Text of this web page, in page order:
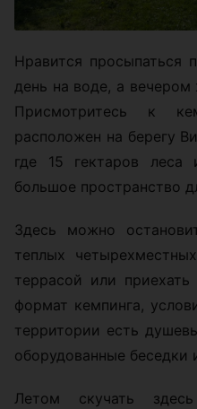
Нравится просыпаться
день на воде, а
Присмотритесь к
расположен на берегу
где 15 гектаров
большое пространство
Здесь можно
теплых
террасой или
формат кемпинга,
территории есть
оборудованные беседки
Летом скучать